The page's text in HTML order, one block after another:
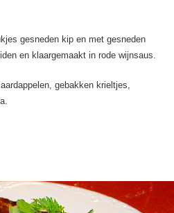
gesneden kip en met gesneden
en klaargemaakt in rode wijnsaus.
gebakken krieltjes,